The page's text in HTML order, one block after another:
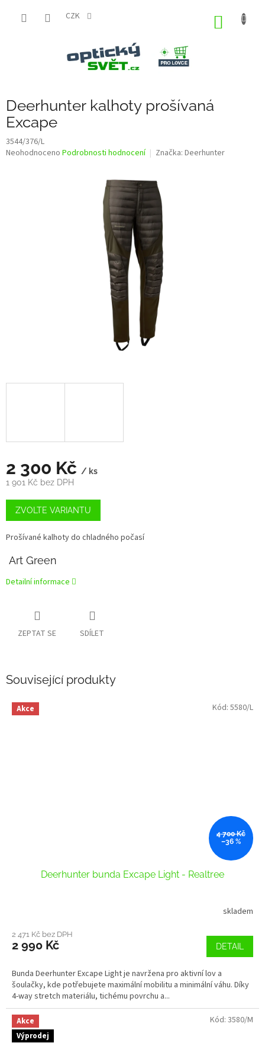
CZK
Deerhunter kalhoty prošívaná
Excape
3544/376/L
Průměrné
Neohodnoceno Podrobnosti hodnocení Značka: Deerhunter
2 300 Kč / ks
1 901 Kč bez DPH
Měrná
cena:
ZVOLTE VARIANTU
Prošívané kalhoty do chladného počasí
Art Green
Detailní informace
ZEPTAT SE SDÍLET
Související produkty
Akce
4 700 Kč
–36 %
Deerhunter bunda Excape Light - Realtree
skladem
2 471 Kč bez DPH
2 990 Kč DETAIL
Bunda Deerhunter Excape Light je navržena pro aktivní lov a
šoulačky, kde potřebujete maximální mobilitu a minimální váhu. Díky
4-way stretch materiálu, tichému povrchu a...
Kód: 5580/L
Akce
Výprodej
Kód: 3580/M